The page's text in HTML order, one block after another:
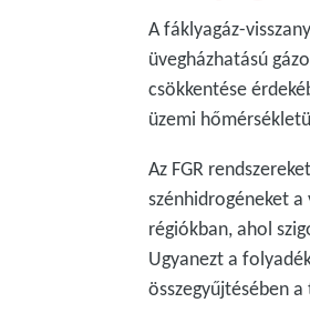
A fáklyagáz-
üvegházhatású
csökkentése
üzemi
Az FGR
szénhidrogéneket
régiókban, ahol
Ugyanezt a
összegyűjtésében